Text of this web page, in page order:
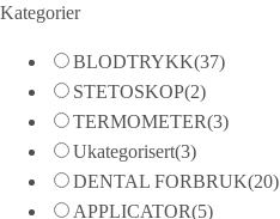
Kategorier
BLODTRYKK(37)
STETOSKOP(2)
TERMOMETER(3)
Ukategorisert(3)
DENTAL FORBRUK(20)
APPLICATOR(5)